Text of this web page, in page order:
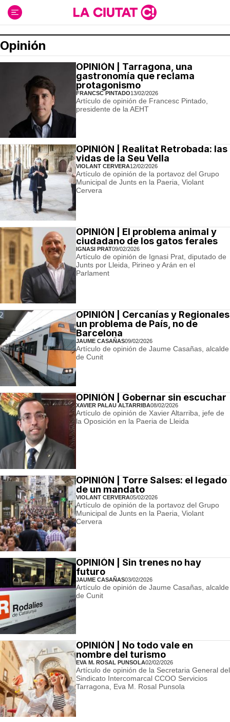
contenido
Opinión
OPINIÓN | Tarragona, una
gastronomía que reclama
protagonismo
FRANCSC PINTADO13/02/2026
Artículo de opinión de Francesc Pintado,
presidente de la AEHT
OPINIÓN | Realitat Retrobada: las
vidas de la Seu Vella
VIOLANT CERVERA12/02/2026
Artículo de opinión de la portavoz del Grupo
Municipal de Junts en la Paeria, Violant
Cervera
OPINIÓN | El problema animal y
ciudadano de los gatos ferales
IGNASI PRAT09/02/2026
Artículo de opinión de Ignasi Prat, diputado de
Junts por Lleida, Pirineo y Arán en el
Parlament
OPINIÓN | Cercanías y Regionales
un problema de País, no de
Barcelona
JAUME CASAÑAS09/02/2026
Artículo de opinión de Jaume Casañas, alcalde
de Cunit
OPINIÓN | Gobernar sin escuchar
XAVIER PALAU ALTARRIBA08/02/2026
Artículo de opinión de Xavier Altarriba, jefe de
la Oposición en la Paeria de Lleida
OPINIÓN | Torre Salses: el legado
de un mandato
VIOLANT CERVERA05/02/2026
Artículo de opinión de la portavoz del Grupo
Municipal de Junts en la Paeria, Violant
Cervera
OPINIÓN | Sin trenes no hay
futuro
JAUME CASAÑAS03/02/2026
Artículo de opinión de Jaume Casañas, alcalde
de Cunit
OPINIÓN | No todo vale en
nombre del turismo
EVA M. ROSAL PUNSOLA02/02/2026
Artículo de opinión de la Secretaria General del
Sindicato Intercomarcal CCOO Servicios
Tarragona, Eva M. Rosal Punsola